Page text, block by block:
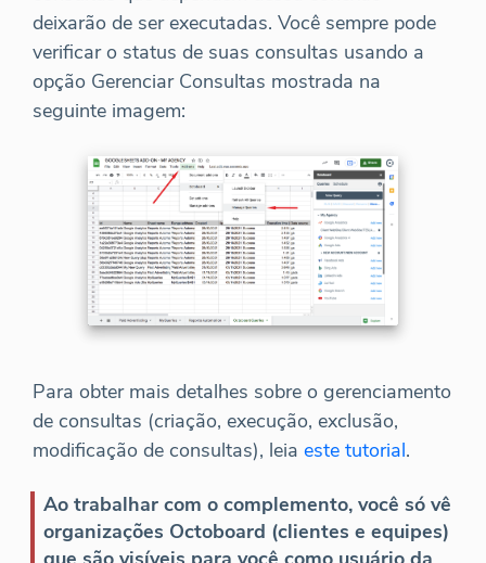
deixarão de ser executadas. Você sempre pode
verificar o status de suas consultas usando a
opção Gerenciar Consultas mostrada na
seguinte imagem:
Para obter mais detalhes sobre o gerenciamento
de consultas (criação, execução, exclusão,
modificação de consultas), leia este tutorial.
Ao trabalhar com o complemento, você só vê
organizações Octoboard (clientes e equipes)